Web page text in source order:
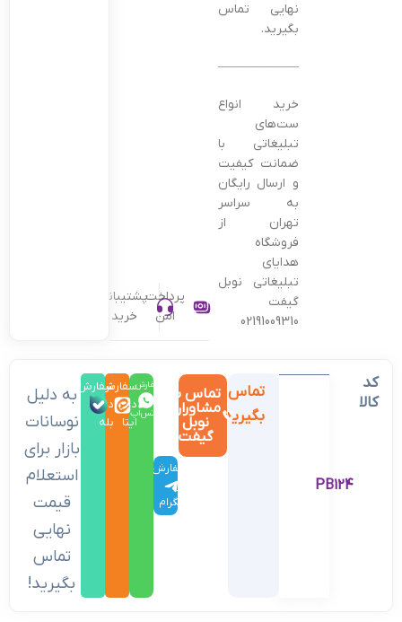
نهایی تماس
بگیرید.
———————————————–
خرید انواع
ست‌های
تبلیغاتی با
ضمانت کیفیت
و ارسال رایگان
به سراسر
تهران از
فروشگاه
هدایای
تبلیغاتی نوبل
گیفت
02191009310
پرداخت
امن
پشتیبانی
خرید
کد
کالا
PB124
تماس
بگیرید
تماس با
مشاوران
نوبل
گیفت
سفارش
در
تلگرام
سفارش
در
واتس‌اپ
سفارش
در
ایتا
سفارش
در
بله
به دلیل
نوسانات
بازار برای
استعلام
قیمت
نهایی
تماس
بگیرید!